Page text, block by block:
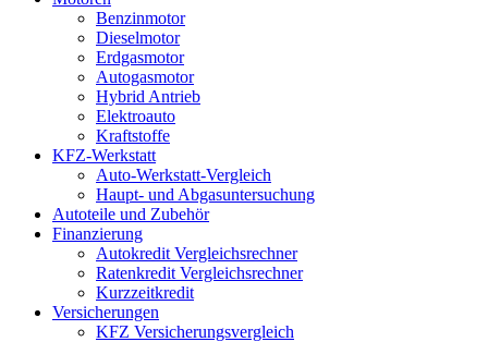
Benzinmotor
Dieselmotor
Erdgasmotor
Autogasmotor
Hybrid Antrieb
Elektroauto
Kraftstoffe
KFZ-Werkstatt
Auto-Werkstatt-Vergleich
Haupt- und Abgasuntersuchung
Autoteile und Zubehör
Finanzierung
Autokredit Vergleichsrechner
Ratenkredit Vergleichsrechner
Kurzzeitkredit
Versicherungen
KFZ Versicherungsvergleich